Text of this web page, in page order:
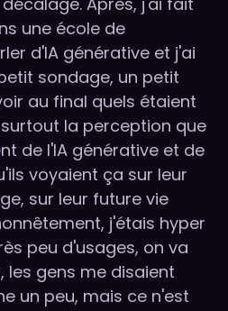
une école de
d'IA générative et j'ai
sondage, un petit
au final quels étaient
la perception que
de l'IA générative et de
voyaient ça sur leur
sur leur future vie
j'étais hyper
peu d'usages, on va
les gens me disaient
un peu, mais ce n'est